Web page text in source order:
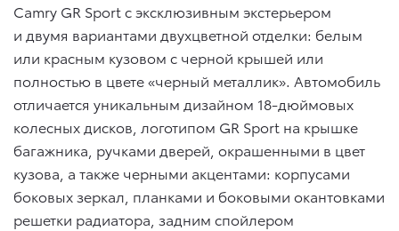
Camry GR Sport c эксклюзивным экстерьером
и двумя вариантами двухцветной отделки: белым
или красным кузовом с черной крышей или
полностью в цвете «черный металлик». Автомобиль
отличается уникальным дизайном 18-дюймовых
колесных дисков, логотипом GR Sport на крышке
багажника, ручками дверей, окрашенными в цвет
кузова, а также черными акцентами: корпусами
боковых зеркал, планками и боковыми окантовками
решетки радиатора, задним спойлером